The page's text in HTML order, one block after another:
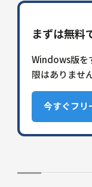
まずは無料
Windows版を
限はありません
今すぐフリ